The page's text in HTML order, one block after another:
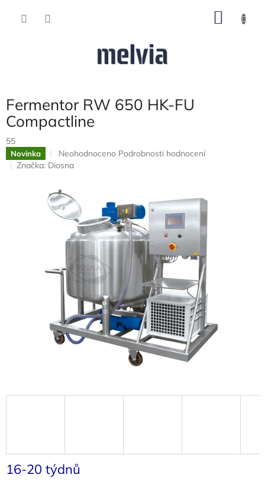
Fermentor RW 650 HK-FU
Compactline
55
Novinka
Průměrné
hodnocení
je
0,0
z
5
hvězdiček.
Neohodnoceno Podrobnosti hodnocení
Značka: Diosna
16-20 týdnů